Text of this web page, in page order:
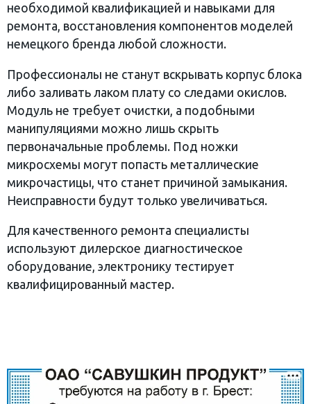
необходимой квалификацией и навыками для
ремонта, восстановления компонентов моделей
немецкого бренда любой сложности.
Профессионалы не станут вскрывать корпус блока
либо заливать лаком плату со следами окислов.
Модуль не требует очистки, а подобными
манипуляциями можно лишь скрыть
первоначальные проблемы. Под ножки
микросхемы могут попасть металлические
микрочастицы, что станет причиной замыкания.
Неисправности будут только увеличиваться.
Для качественного ремонта специалисты
используют дилерское диагностическое
оборудование, электронику тестирует
квалифицированный мастер.